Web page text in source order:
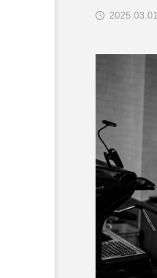
2025.03.01